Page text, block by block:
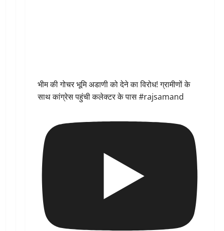
भीम की गोचर भूमि अडाणी को देने का विरोध! ग्रामीणों के
साथ कांग्रेस पहुंची कलेक्टर के पास #rajsamand